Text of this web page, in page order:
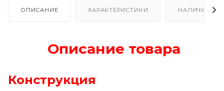
ОПИСАНИЕ ХАРАКТЕРИСТИКИ НАЛИЧИЕ В
Описание товара
Конструкция